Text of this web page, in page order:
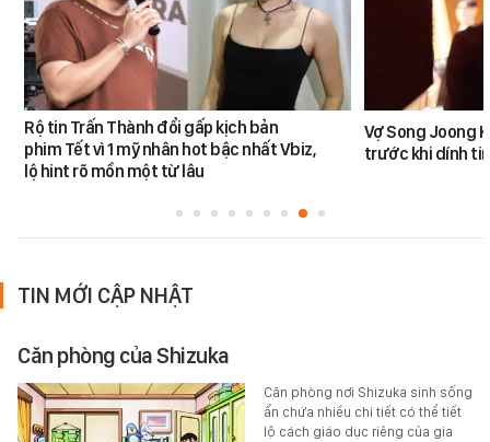
Rộ tin Trấn Thành đổi gấp kịch bản
phim Tết vì 1 mỹ nhân hot bậc nhất Vbiz,
lộ hint rõ mồn một từ lâu
Vợ Song Joong
trước khi dính
TIN MỚI CẬP NHẬT
Căn phòng của Shizuka
Căn phòng nơi Shizuka sinh sống
ẩn chứa nhiều chi tiết có thể tiết
lộ cách giáo dục riêng của gia